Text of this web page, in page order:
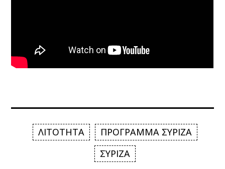
ΛΙΤΟΤΗΤΑ
ΠΡΟΓΡΑΜΜΑ ΣΥΡΙΖΑ
ΣΥΡΙΖΑ